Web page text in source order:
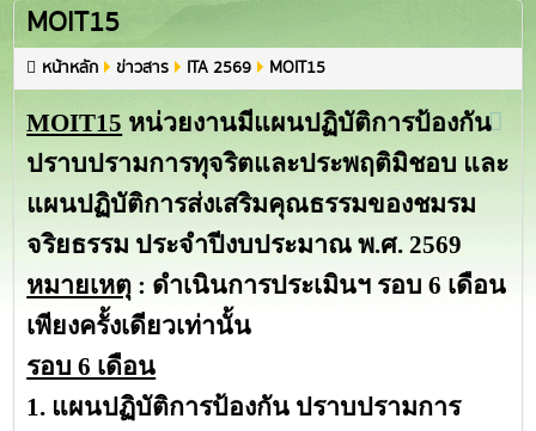
MOIT15
หน้าหลัก ข่าวสาร ITA 2569 MOIT15
MOIT15 หน่วยงานมีแผนปฏิบัติการป้องกัน
ปราบปรามการทุจริตและประพฤติมิชอบ และ
แผนปฏิบัติการส่งเสริมคุณธรรมของชมรม
จริยธรรม ประจำปีงบประมาณ พ.ศ. 2569
หมายเหตุ : ดำเนินการประเมินฯ รอบ 6 เดือน
เพียงครั้งเดียวเท่านั้น
รอบ 6 เดือน
1. แผนปฏิบัติการป้องกัน ปราบปรามการ